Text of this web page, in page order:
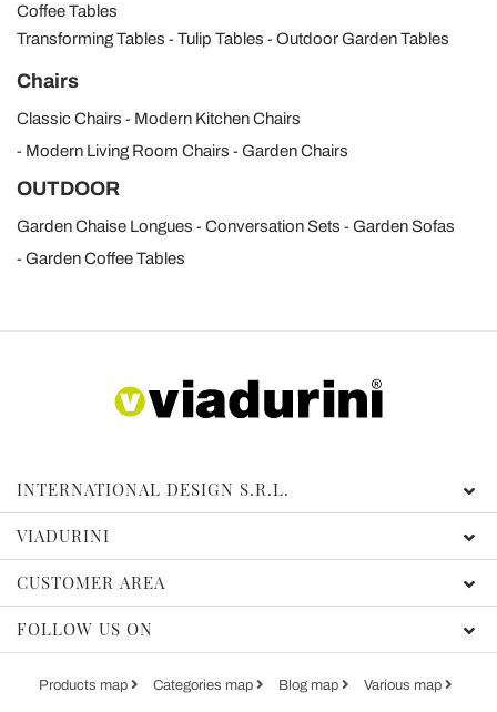
Coffee Tables
Transforming Tables
Tulip Tables Outdoor Garden Tables
Chairs
Classic Chairs
Modern Kitchen Chairs
Modern Living Room Chairs
Garden Chairs
OUTDOOR
Garden Chaise Longues Conversation Sets
Garden Sofas
Garden Coffee Tables
INTERNATIONAL DESIGN S.R.L.
VIADURINI
CUSTOMER AREA
FOLLOW US ON
Products map Categories map Blog map Various map